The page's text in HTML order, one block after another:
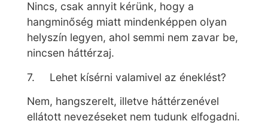
Nincs, csak annyit kérünk, hogy a
hangminőség miatt mindenképpen olyan
helyszín legyen, ahol semmi nem zavar be,
nincsen háttérzaj.
7. Lehet kísérni valamivel az éneklést?
Nem, hangszerelt, illetve háttérzenével
ellátott nevezéseket nem tudunk elfogadni.